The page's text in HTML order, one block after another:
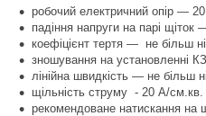
робочий електричний опір —
падіння напруги на парі
коефіцієнт тертя — не більш
зношування на установленні
лінійна швидкість — не більш
щільність струму - 20 А/см.кв.
рекомендоване натискання